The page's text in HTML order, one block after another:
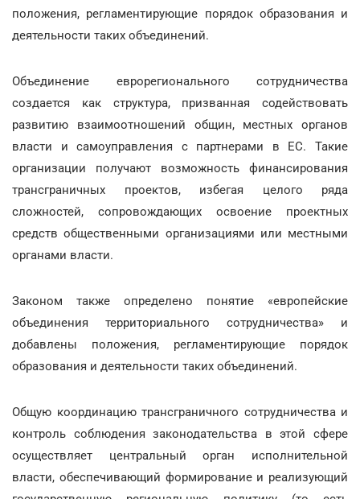
положения, регламентирующие порядок образования и
деятельности таких объединений.
Объединение еврорегионального сотрудничества
создается как структура, призванная содействовать
развитию взаимоотношений общин, местных органов
власти и самоуправления с партнерами в ЕС. Такие
организации получают возможность финансирования
трансграничных проектов, избегая целого ряда
сложностей, сопровождающих освоение проектных
средств общественными организациями или местными
органами власти.
Законом также определено понятие «европейские
объединения территориального сотрудничества» и
добавлены положения, регламентирующие порядок
образования и деятельности таких объединений.
Общую координацию трансграничного сотрудничества и
контроль соблюдения законодательства в этой сфере
осуществляет центральный орган исполнительной
власти, обеспечивающий формирование и реализующий